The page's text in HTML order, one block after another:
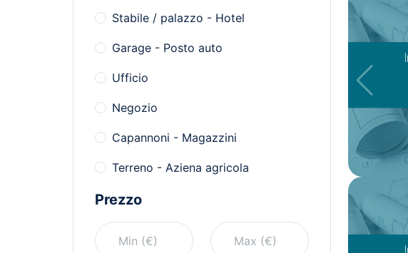
Stabile / palazzo - Hotel
Garage - Posto auto
Ufficio
Negozio
Capannoni - Magazzini
Terreno - Aziena agricola
Prezzo